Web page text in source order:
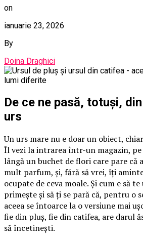
on
ianuarie 23, 2026
By
Doina Draghici
De ce ne pasă, totuși,
urs
Un urs mare nu e doar un obiect,
Îl vezi la intrarea într-un magazin,
lângă un buchet de flori care pare că
mult parfum, și, fără să vrei, îți
ocupate de ceva moale. Și cum e să
primește și să ți se pară că, pentru o
aceea se întoarce la o versiune mai
fie din pluș, fie din catifea, are darul
să încetinești.